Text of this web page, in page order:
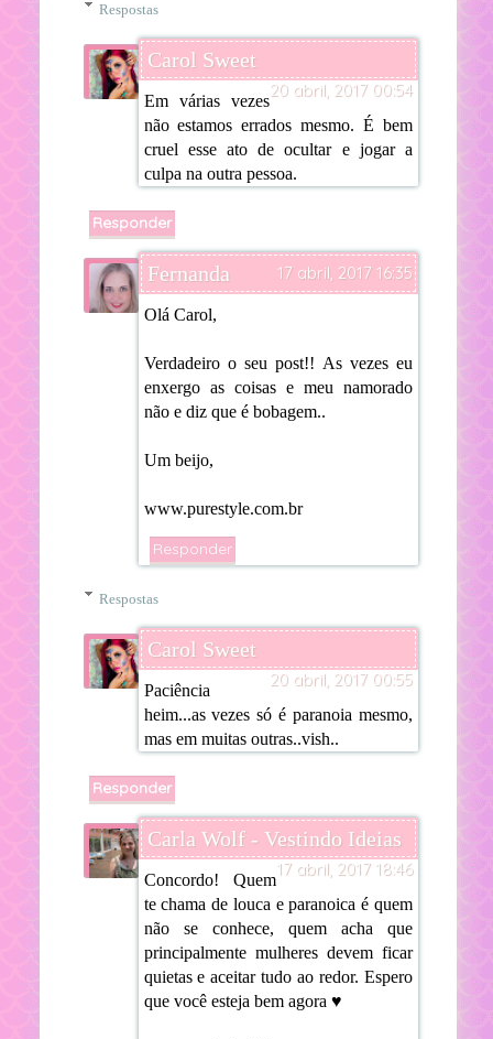
Respostas
Carol Sweet
20 abril, 2017 00:54
Em várias vezes
não estamos errados mesmo. É bem
cruel esse ato de ocultar e jogar a
culpa na outra pessoa.
Responder
Fernanda 17 abril, 2017 16:35
Olá Carol,
Verdadeiro o seu post!! As vezes eu
enxergo as coisas e meu namorado
não e diz que é bobagem..
Um beijo,
www.purestyle.com.br
Responder
Respostas
Carol Sweet
20 abril, 2017 00:55
Paciência
heim...as vezes só é paranoia mesmo,
mas em muitas outras..vish..
Responder
Carla Wolf - Vestindo Ideias
17 abril, 2017 18:46
Concordo! Quem
te chama de louca e paranoica é quem
não se conhece, quem acha que
principalmente mulheres devem ficar
quietas e aceitar tudo ao redor. Espero
que você esteja bem agora ♥